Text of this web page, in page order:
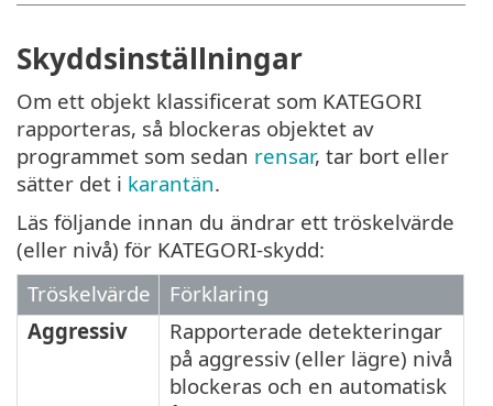
Skyddsinställningar
Om ett objekt klassificerat som KATEGORI
rapporteras, så blockeras objektet av
programmet som sedan rensar, tar bort eller
sätter det i karantän.
Läs följande innan du ändrar ett tröskelvärde
(eller nivå) för KATEGORI-skydd:
Tröskelvärde
Förklaring
Aggressiv
Rapporterade detekteringar
på aggressiv (eller lägre) nivå
blockeras och en automatisk